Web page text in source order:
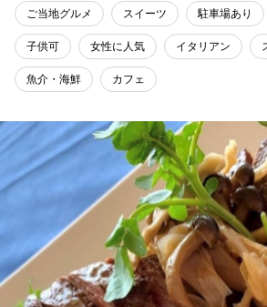
ご当地グルメ スイーツ 駐車場あり
子供可 女性に人気 イタリアン
魚介・海鮮 カフェ